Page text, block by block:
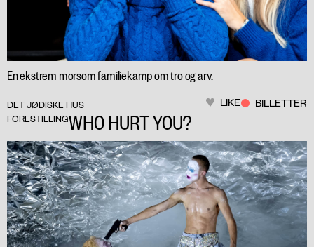
En ekstrem morsom familiekamp om tro og arv.
DET JØDISKE HUS LIKE BILLETTER
FORESTILLINGWHO HURT YOU?